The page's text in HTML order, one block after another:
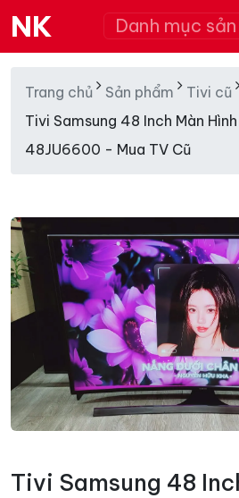
NK Danh mục
Trang chủ Sản phẩm
Tivi cũ
Tivi Samsung 48 Inch Màn
48JU6600 - Mua TV Cũ
Tivi Samsung 48